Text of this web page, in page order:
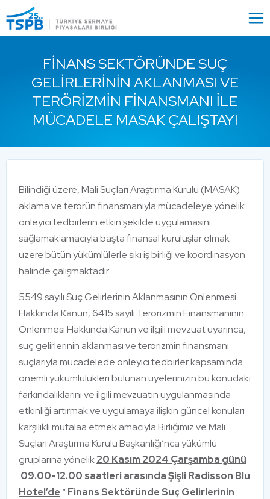
Close
FINANS SEKTÖRÜNDE SUÇ
GELIRLERININ AKLANMASI VE
TERÖRIZMIN FINANSMANI ILE
MÜCADELE MASAK ÇALIŞTAYI
Bilindiği üzere, Mali Suçları Araştırma Kurulu (MASAK)
aklama ve terörün finansmanıyla mücadeleye yönelik
önleyici tedbirlerin etkin şekilde uygulamasını
sağlamak amacıyla başta finansal kuruluşlar olmak
üzere bütün yükümlülerle sıkı iş birliği ve koordinasyon
halinde çalışmaktadır.
5549 sayılı Suç Gelirlerinin Aklanmasının Önlenmesi
Hakkında Kanun, 6415 sayılı Terörizmin Finansmanının
Önlenmesi Hakkında Kanun ve ilgili mevzuat uyarınca,
suç gelirlerinin aklanması ve terörizmin finansmanı
suçlarıyla mücadelede önleyici tedbirler kapsamında
önemli yükümlülükleri bulunan üyelerinizin bu konudaki
farkındalıklarını ve ilgili mevzuatın uygulanmasında
etkinliği artırmak ve uygulamaya ilişkin güncel konuları
karşılıklı mütalaa etmek amacıyla Birliğimiz ve Mali
Suçları Araştırma Kurulu Başkanlığı’nca yükümlü
gruplarına yönelik20 Kasım 2024 Çarşamba günü
09.00-12.00 saatleri arasında Şişli Radisson Blu
Hotel’de “Finans Sektöründe Suç Gelirlerinin